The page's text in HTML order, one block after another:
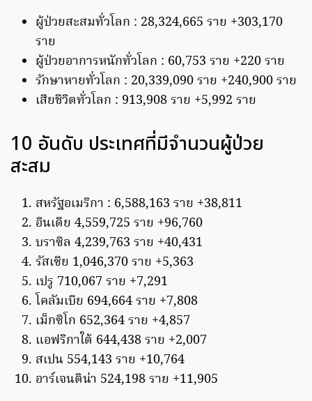
ผู้ป่วยสะสมทั่วโลก : 28,324,665 ราย +303,170
ราย
ผู้ป่วยอาการหนักทั่วโลก : 60,753 ราย +220 ราย
รักษาหายทั่วโลก : 20,339,090 ราย +240,900 ราย
เสียชีวิตทั่วโลก : 913,908 ราย +5,992 ราย
10 อันดับ ประเทศที่มีจำนวนผู้ป่วย
สะสม
สหรัฐอเมริกา : 6,588,163 ราย +38,811
อินเดีย 4,559,725 ราย +96,760
บราซิล 4,239,763 ราย +40,431
รัสเซีย 1,046,370 ราย +5,363
เปรู 710,067 ราย +7,291
โคลัมเบีย 694,664 ราย +7,808
เม็กซิโก 652,364 ราย +4,857
แอฟริกาใต้ 644,438 ราย +2,007
สเปน 554,143 ราย +10,764
อาร์เจนติน่า 524,198 ราย +11,905